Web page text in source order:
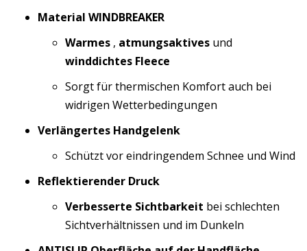
Material WINDBREAKER
Warmes , atmungsaktives und
winddichtes Fleece
Sorgt für thermischen Komfort auch bei
widrigen Wetterbedingungen
Verlängertes Handgelenk
Schützt vor eindringendem Schnee und Wind
Reflektierender Druck
Verbesserte Sichtbarkeit bei schlechten
Sichtverhältnissen und im Dunkeln